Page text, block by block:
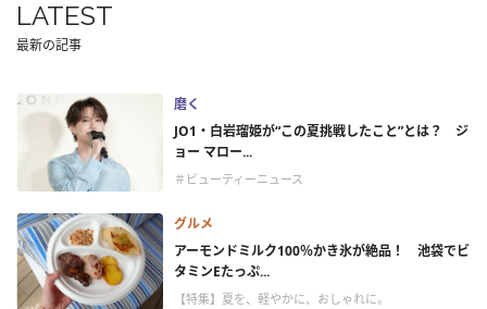
LATEST
最新の記事
磨く
JO1・白岩瑠姫が“この夏挑戦したこと”とは？ ジ
ョー マロー...
＃ビューティーニュース
グルメ
アーモンドミルク100％かき氷が絶品！ 池袋でビ
タミンEたっぷ...
【特集】夏を、軽やかに、おしゃれに。